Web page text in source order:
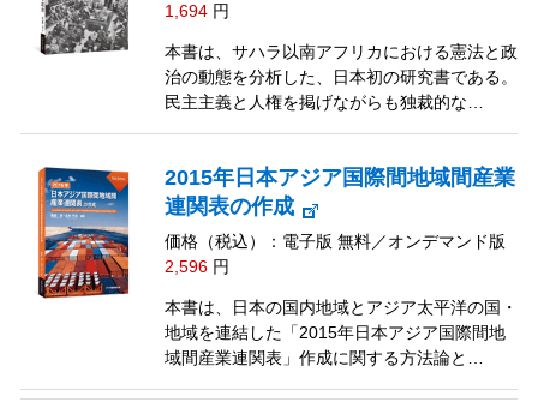
1,694円
本書は、サハラ以南アフリカにおける憲法と政
治の動態を分析した、日本初の研究書である。
民主主義と人権を掲げながらも独裁的な…
2015年日本アジア国際間地域間産業
連関表の作成
価格（税込）：電子版 無料／オンデマンド版
2,596円
本書は、日本の国内地域とアジア太平洋の国・
地域を連結した「2015年日本アジア国際間地
域間産業連関表」作成に関する方法論と…